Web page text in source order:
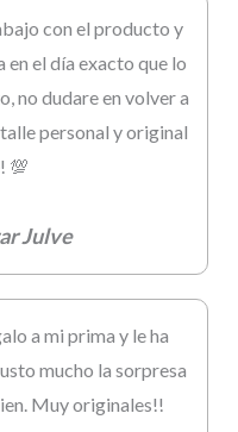
con el producto y
el día exacto que lo
no dudare en volver a
personal y original
💯
Julve
a mi prima y le ha
mucho la sorpresa
Muy originales!!